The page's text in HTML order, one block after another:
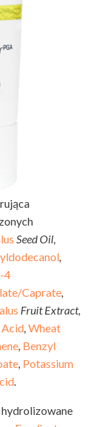
Seed Oil,
4
Caprate
Fruit Extract,
Wheat
Benzyl
Potassium